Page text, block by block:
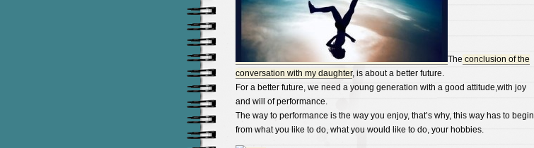
The conclusion of the
conversation with my daughter, is about a better future.
For a better future, we need a young generation with a good attitude,with joy
and will of performance.
The way to performance is the way you enjoy, that’s why, this way has to begin
from what you like to do, what you would like to do, your hobbies.